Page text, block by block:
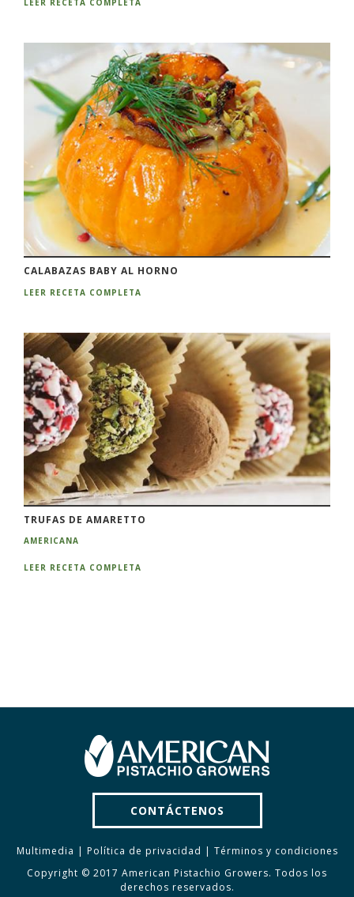
LEER RECETA COMPLETA
CALABAZAS BABY AL HORNO
LEER RECETA COMPLETA
TRUFAS DE AMARETTO
AMERICANA
LEER RECETA COMPLETA
CONTÁCTENOS
Multimedia | Política de privacidad | Términos y condiciones
Copyright © 2017 American Pistachio Growers. Todos los
derechos reservados.